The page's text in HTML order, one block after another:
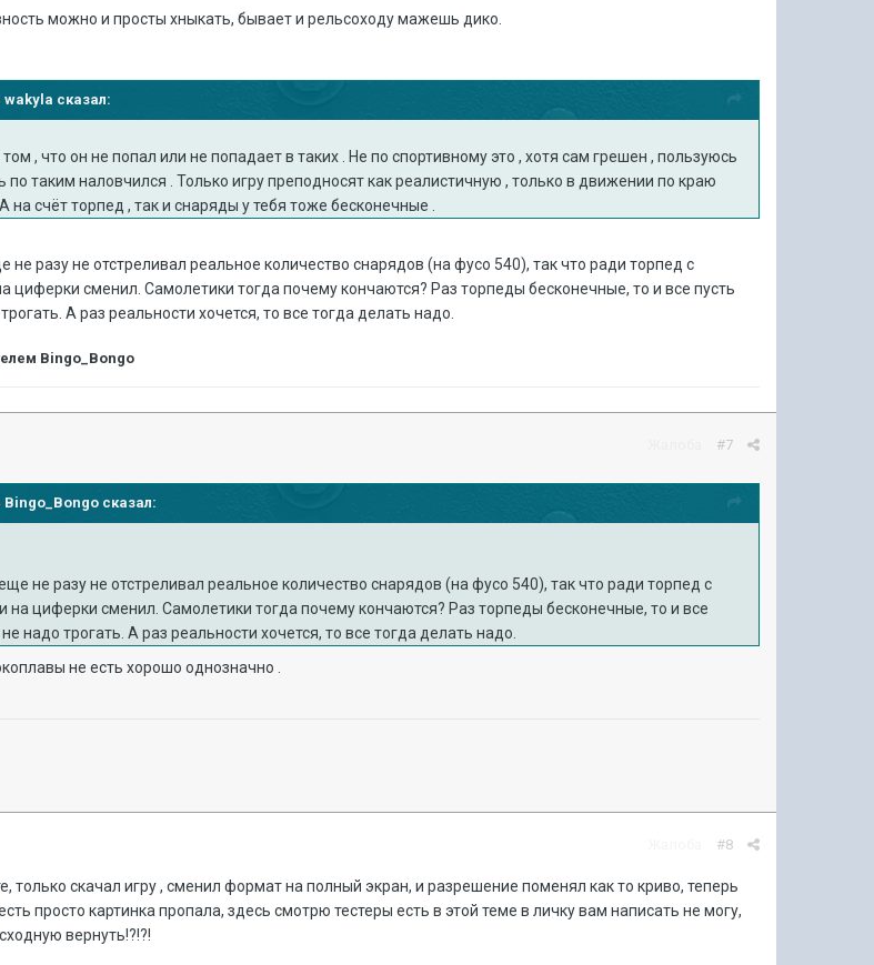
можно и просты хныкать, бывает и рельсоходу мажешь дико.
wakyla сказал:
, что он не попал или не попадает в таких . Не по спортивному это , хотя сам грешен , пользуюсь
по таким наловчился . Только игру преподносят как реалистичную , только в движении по краю
на счёт торпед , так и снаряды у тебя тоже бесконечные .
не разу не отстреливал реальное количество снарядов (на фусо 540), так что ради торпед с
циферки сменил. Самолетики тогда почему кончаются? Раз торпеды бесконечные, то и все пусть
А раз реальности хочется, то все тогда делать надо.
Bingo_Bongo
#7
Bingo_Bongo сказал:
не разу не отстреливал реальное количество снарядов (на фусо 540), так что ради торпед с
на циферки сменил. Самолетики тогда почему кончаются? Раз торпеды бесконечные, то и все
надо трогать. А раз реальности хочется, то все тогда делать надо.
не есть хорошо однозначно .
#8
только скачал игру , сменил формат на полный экран, и разрешение поменял как то криво, теперь
просто картинка пропала, здесь смотрю тестеры есть в этой теме в личку вам написать не могу,
вернуть!?!?!